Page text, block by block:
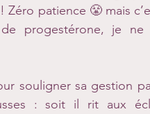
patience 😤 mais
progestérone, je
: soit il rit aux